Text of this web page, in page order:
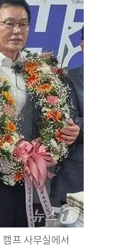
프 사무실에서